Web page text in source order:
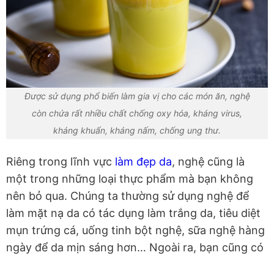
Được sử dụng phổ biến làm gia vị cho các món ăn, nghệ
còn chứa rất nhiều chất chống oxy hóa, kháng virus,
kháng khuẩn, kháng nấm, chống ung thư.
Riêng trong lĩnh vực làm đẹp da, nghệ cũng là
một trong những loại thực phẩm mà bạn không
nên bỏ qua. Chúng ta thường sử dụng nghệ để
làm mặt nạ da có tác dụng làm trắng da, tiêu diệt
mụn trứng cá, uống tinh bột nghệ, sữa nghệ hàng
ngày để da mịn sáng hơn… Ngoài ra, bạn cũng có